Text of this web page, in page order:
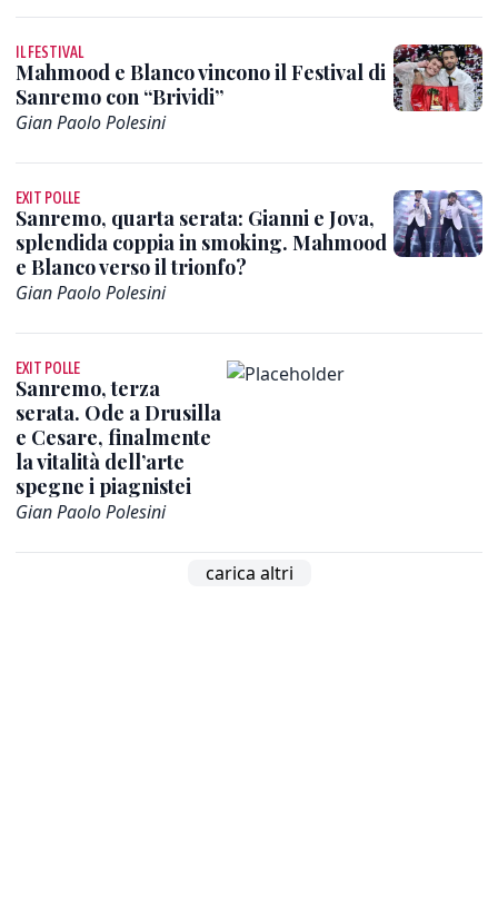
IL FESTIVAL
Mahmood e Blanco vincono il Festival di
Sanremo con “Brividi”
Gian Paolo Polesini
EXIT POLLE
Sanremo, quarta serata: Gianni e Jova,
splendida coppia in smoking. Mahmood
e Blanco verso il trionfo?
Gian Paolo Polesini
EXIT POLLE
Sanremo, terza
serata. Ode a Drusilla
e Cesare, finalmente
la vitalità dell’arte
spegne i piagnistei
Gian Paolo Polesini
carica altri